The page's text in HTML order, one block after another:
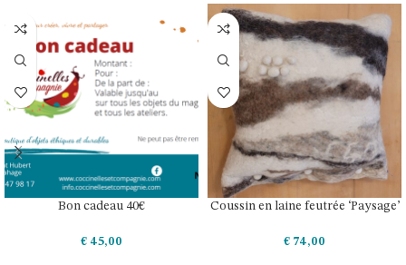
Bon cadeau 40€
€ 45,00
Coussin en laine feutrée ‘Paysage’
€ 74,00